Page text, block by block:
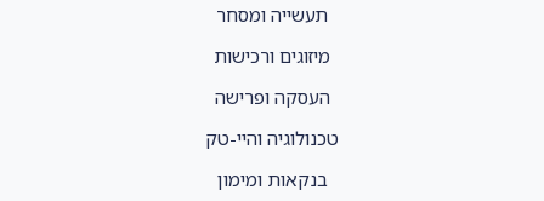
תעשייה ומסחר
מיזוגים ורכישות
העסקה ופרישה
טכנולוגיה והיי-טק
בנקאות ומימון